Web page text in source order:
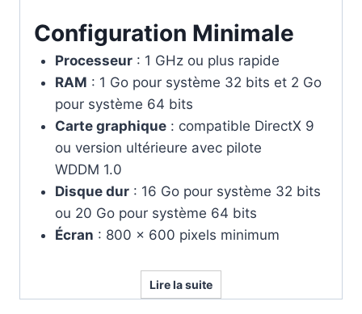
Configuration Minimale
Processeur: 1 GHz ou plus rapide
RAM : 1 Go pour système 32 bits et 2 Go
pour système 64 bits
Carte graphique: compatible DirectX 9
ou version ultérieure avec pilote
WDDM 1.0
Disque dur: 16 Go pour système 32 bits
ou 20 Go pour système 64 bits
Écran : 800 x 600 pixels minimum
Lire la suite